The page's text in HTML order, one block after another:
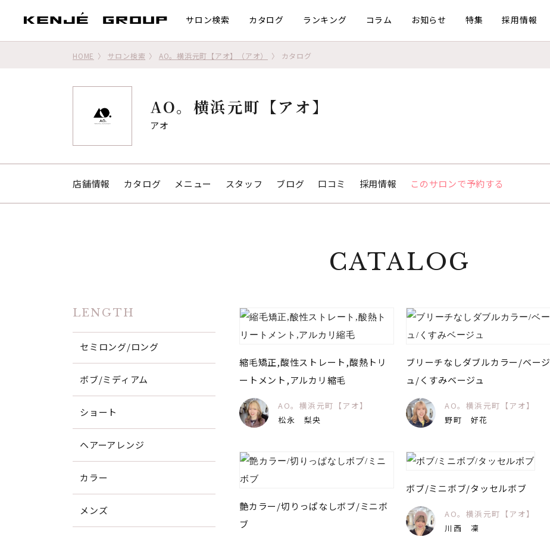
サロン検索 カタログ ランキング コラム お知らせ 特集 採用情報
HOME サロン検索 AO。横浜元町【アオ】（アオ） カタログ
AO。横浜元町【アオ】
アオ
店舗情報 カタログ メニュー スタッフ ブログ 口コミ 採用情報 このサロンで予約する
CATALOG
縮毛矯正,酸性ストレート,酸熱トリ
ートメント,アルカリ縮毛
AO。横浜元町【アオ】
松永 梨央
ブリーチなしダブルカラー/ベージ
ュ/くすみベージュ
AO。横浜元町【アオ】
野町 好花
艶カラー/切りっぱなしボブ/ミニボ
ブ
ボブ/ミニボブ/タッセルボブ
AO。横浜元町【アオ】
川西 凜
LENGTH
セミロング/ロング
ボブ/ミディアム
ショート
ヘアーアレンジ
カラー
メンズ